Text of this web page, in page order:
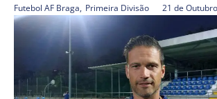
Futebol AF Braga, Primeira Divisão 21 de